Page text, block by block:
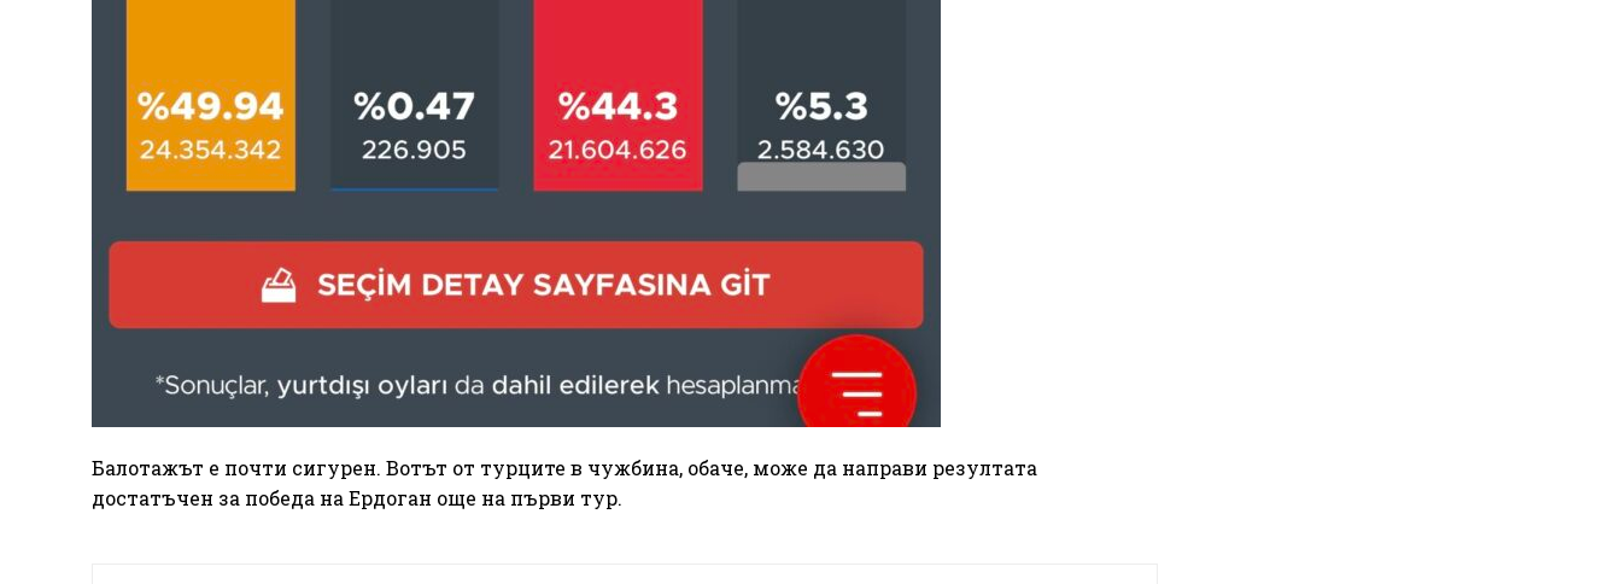
Балотажът е почти сигурен. Вотът от турците в чужбина, обаче, може да направи резултата
достатъчен за победа на Ердоган още на първи тур.